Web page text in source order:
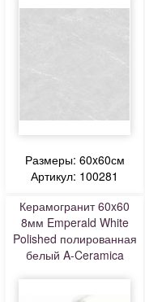
Размеры: 60x60см
Артикул: 100281
Керамогранит 60x60
8мм Emperald White
Polished полированная
белый A-Ceramica